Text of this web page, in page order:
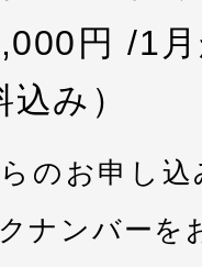
円 /1
込み）
のお申し
ナンバーを